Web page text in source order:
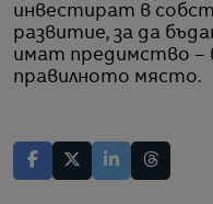
инвестират в
развитие, за да
имат предимство –
правилното мястo.